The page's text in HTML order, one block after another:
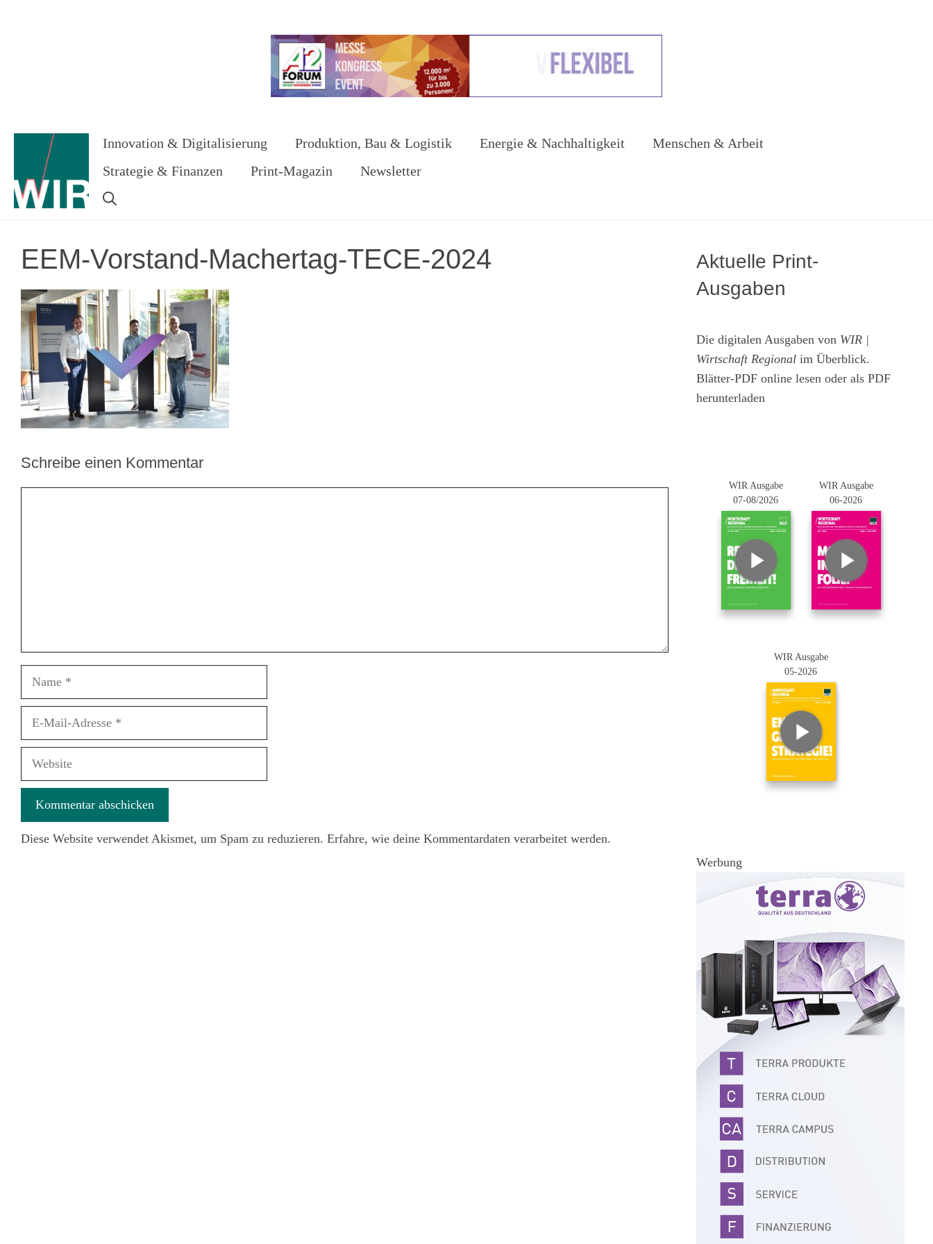
Innovation & Digitalisierung Produktion, Bau & Logistik Energie & Nachhaltigkeit
Menschen & Arbeit
Strategie & Finanzen
Print-Magazin Newsletter
EEM-Vorstand-Machertag-TECE-2024
Schreibe einen Kommentar
Name
Website
Diese Website verwendet Akismet, um Spam zu reduzieren. Erfahre, wie deine Kommentardaten verarbeitet werden.
Aktuelle Print-
Ausgaben
Die digitalen Ausgaben von WIR |
Wirtschaft Regional im Überblick.
Blätter-PDF online lesen oder als PDF
herunterladen
WIR Ausgabe
07-08/2026
WIR Ausgabe
06-2026
WIR Ausgabe
05-2026
Werbung